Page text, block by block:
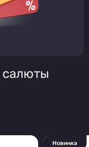
Новинка